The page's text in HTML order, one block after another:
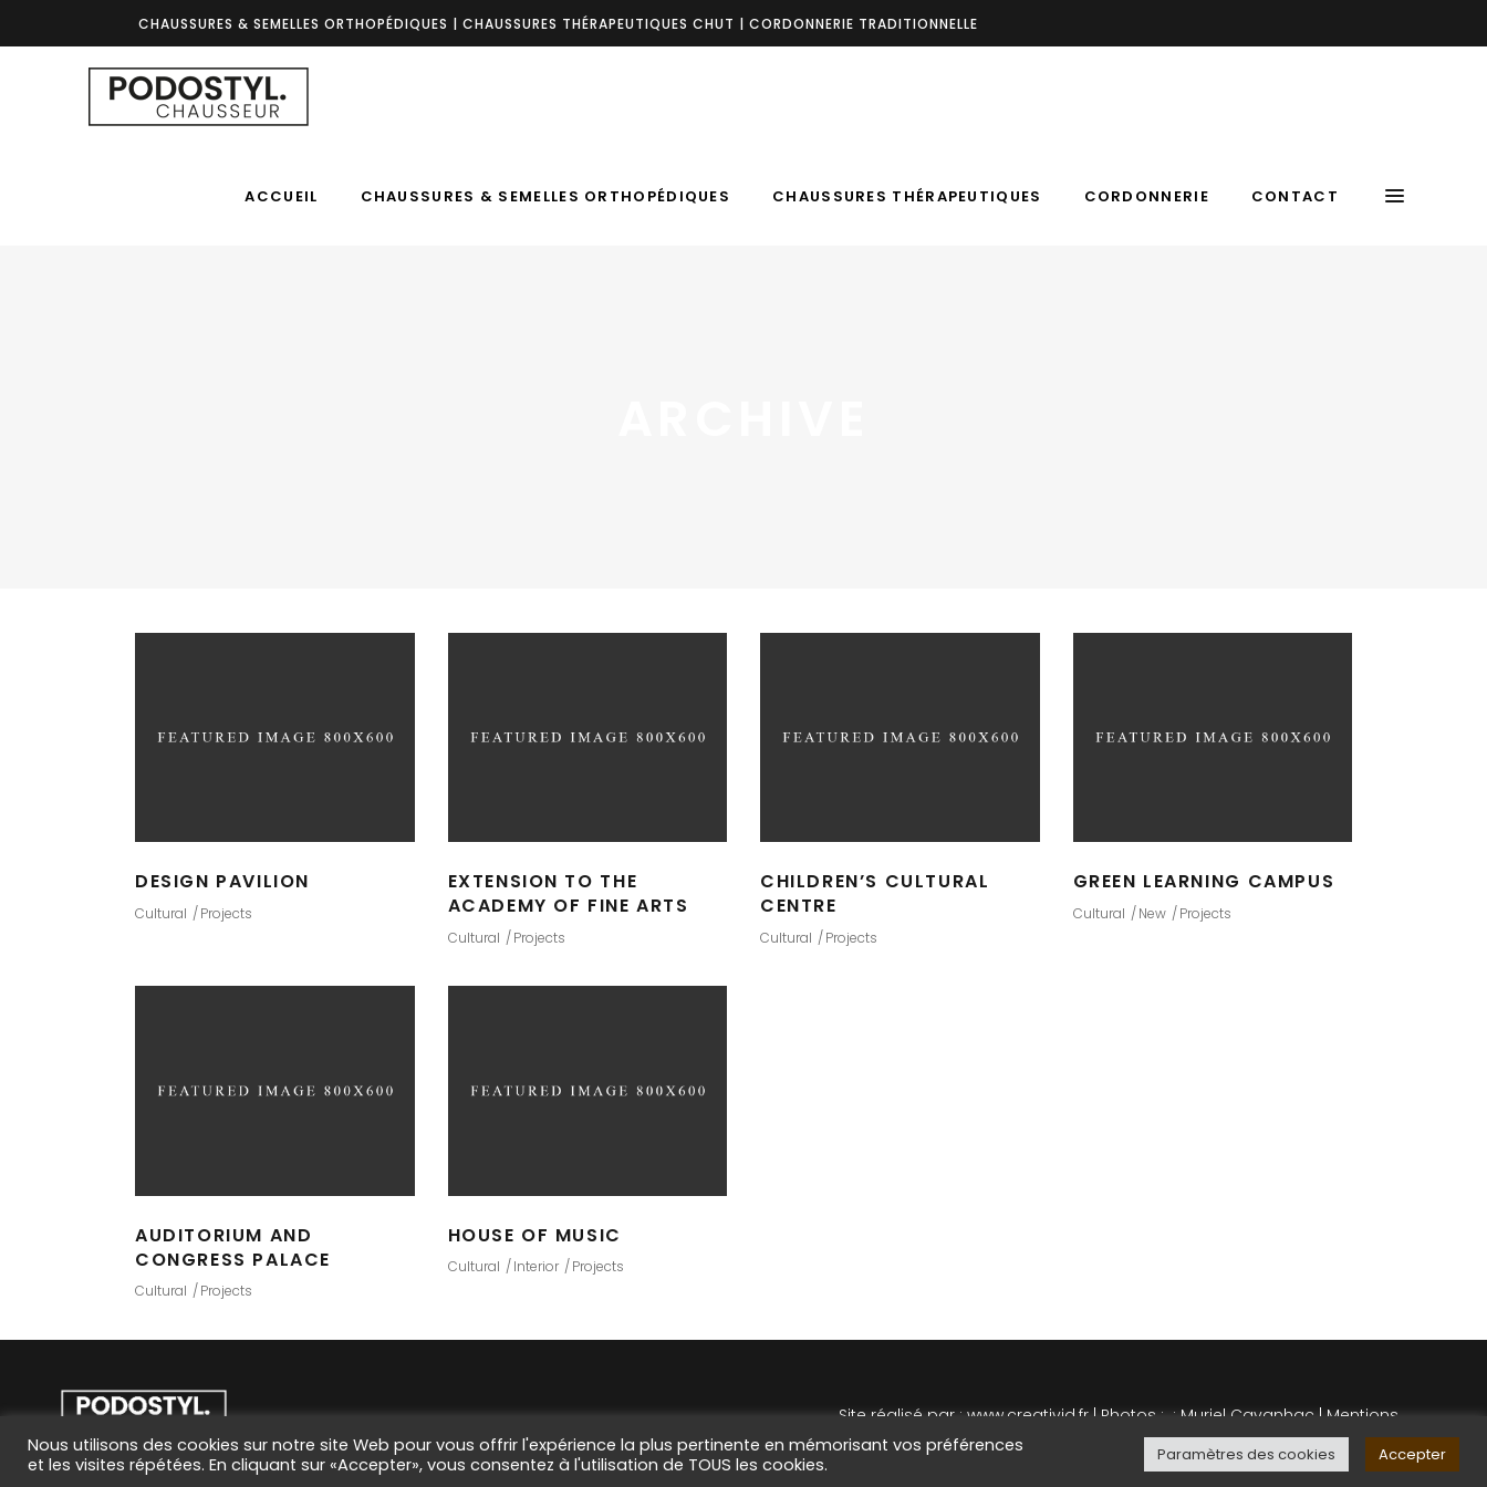
CHAUSSURES & SEMELLES ORTHOPÉDIQUES | CHAUSSURES THÉRAPEUTIQUES CHUT | CORDONNERIE TRADITIONNELLE
ACCUEIL CHAUSSURES & SEMELLES ORTHOPÉDIQUES CHAUSSURES THÉRAPEUTIQUES CORDONNERIE CONTACT
CHAUSSURES & SEMELLES ORTHOPÉDIQUES
DESIGN PAVILION
Cultural Projects
EXTENSION TO THE
ACADEMY OF FINE ARTS
Cultural Projects
CHILDREN’S CULTURAL
CENTRE
Cultural Projects
GREEN LEARNING CAMPUS
Cultural New Projects
AUDITORIUM AND
CONGRESS PALACE
Cultural Projects
HOUSE OF MUSIC
Cultural Interior Projects
Site réalisé par : www.creativid.fr|Photos : : Muriel Cavanhac|Mentions
Plan du Site
Nous utilisons des cookies sur notre site Web pour vous offrir l'expérience la plus pertinente en mémorisant vos préférences
et les visites répétées. En cliquant sur «Accepter», vous consentez à l'utilisation de TOUS les cookies.
Paramètres des cookies Accepter